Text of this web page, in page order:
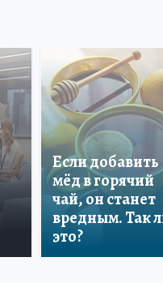
Если добавить
мёд в горячий
чай, он станет
вредным. Так
это?